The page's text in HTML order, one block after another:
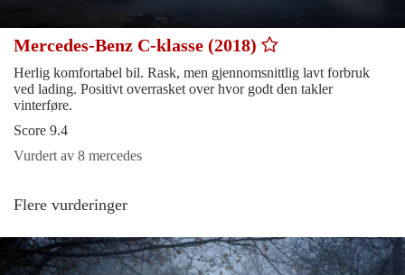
Mercedes-Benz C-klasse (2018)
Herlig komfortabel bil. Rask, men gjennomsnittlig lavt forbruk
ved lading. Positivt overrasket over hvor godt den takler
vinterføre.
Score 9.4
Vurdert av 8 mercedes
Flere vurderinger